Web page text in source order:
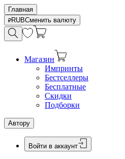
Главная
RUBСменить валюту
Магазин
Импринты
Бестселлеры
Бесплатные
Скидки
Подборки
Автору
Войти в аккаунт